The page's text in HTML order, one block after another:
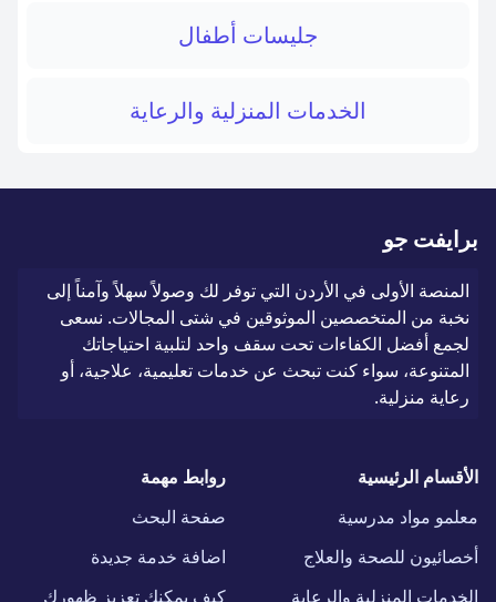
جليسات أطفال
الخدمات المنزلية والرعاية
برايفت جو
المنصة الأولى في الأردن التي توفر لك وصولاً سهلاً وآمناً إلى
نخبة من المتخصصين الموثوقين في شتى المجالات. نسعى
لجمع أفضل الكفاءات تحت سقف واحد لتلبية احتياجاتك
المتنوعة، سواء كنت تبحث عن خدمات تعليمية، علاجية، أو
رعاية منزلية.
الأقسام الرئيسية
معلمو مواد مدرسية
أخصائيون للصحة والعلاج
الخدمات المنزلية والرعاية
روابط مهمة
صفحة البحث
اضافة خدمة جديدة
كيف يمكنك تعزيز ظهورك